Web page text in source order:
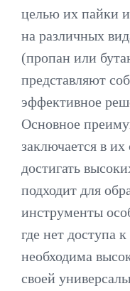
целью их пайки
на различных
(пропан или
представляют
эффективное
Основное
заключается в
достигать
подходит для
инструменты
где нет доступа
необходима
своей